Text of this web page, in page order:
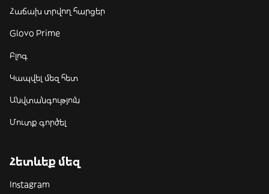
Հաճախ տրվող հարցեր
Glovo Prime
Բլոգ
Կապվել մեզ հետ
Անվտանգություն
Մուտք գործել
Հետևեք մեզ
Instagram